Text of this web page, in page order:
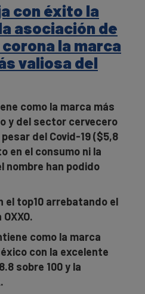
con éxito la
asociación de
la marca
valiosa del
como la marca más
y del sector cervecero
del Covid-19 ($5,8
en el consumo ni la
nombre han podido
el top10 arrebatando el
como la marca
con la excelente
sobre 100 y la